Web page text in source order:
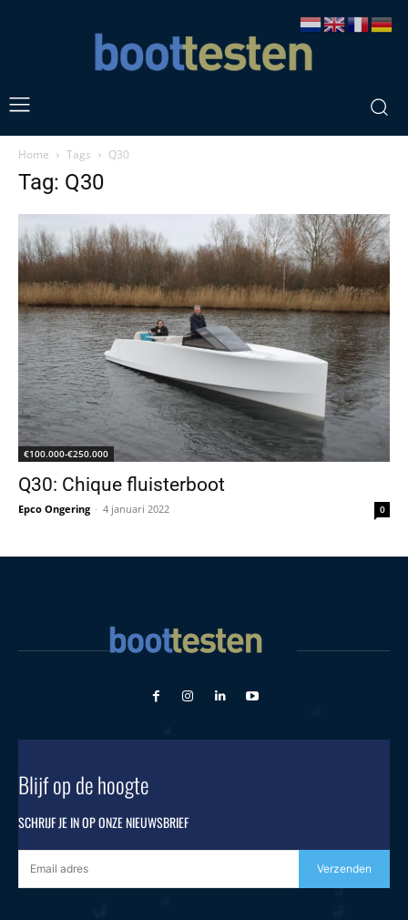
Home Tags Q30
Tag: Q30
€100.000-€250.000
Q30: Chique fluisterboot
Epco Ongering - 4 januari 2022 0
Blijf op de hoogte
SCHRIJF JE IN OP ONZE NIEUWSBRIEF
Verzenden